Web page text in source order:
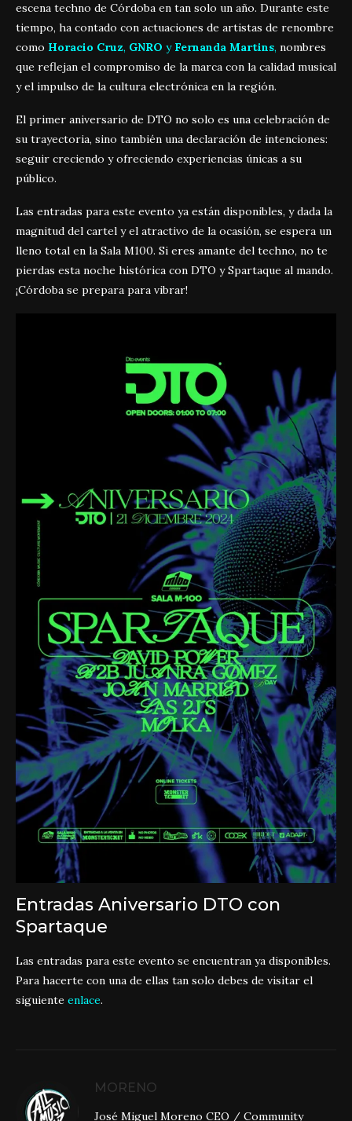
escena techno de Córdoba en tan solo un año. Durante este
tiempo, ha contado con actuaciones de artistas de renombre
como Horacio Cruz, GNRO y Fernanda Martins, nombres
que reflejan el compromiso de la marca con la calidad musical
y el impulso de la cultura electrónica en la región.
El primer aniversario de DTO no solo es una celebración de
su trayectoria, sino también una declaración de intenciones:
seguir creciendo y ofreciendo experiencias únicas a su
público.
Las entradas para este evento ya están disponibles, y dada la
magnitud del cartel y el atractivo de la ocasión, se espera un
lleno total en la Sala M100. Si eres amante del techno, no te
pierdas esta noche histórica con DTO y Spartaque al mando.
¡Córdoba se prepara para vibrar!
Entradas Aniversario DTO con
Spartaque
Las entradas para este evento se encuentran ya disponibles.
Para hacerte con una de ellas tan solo debes de visitar el
siguiente enlace.
MORENO
José Miguel Moreno CEO / Community